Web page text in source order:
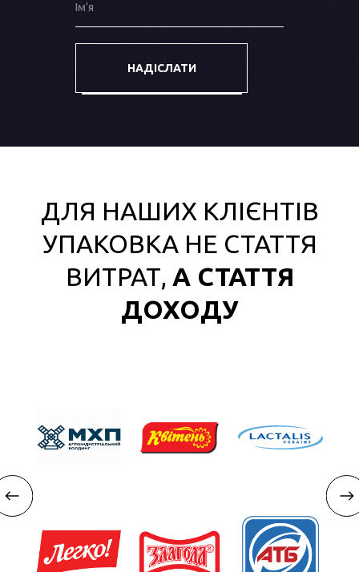
Ім‎’я
НАДІСЛАТИ
ДЛЯ НАШИХ КЛІЄНТІВ
УПАКОВКА НЕ СТАТТЯ
ВИТРАТ, А СТАТТЯ
ДОХОДУ